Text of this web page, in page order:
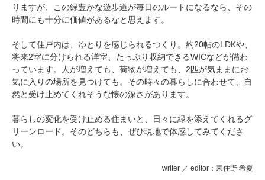
りますが、この緑豊かな遊歩道が毎日のルートになるなら、その
時間にも十分に価値があるなと思えます。
そして住戸内は、ゆとりを感じられるつくり。約20帖のLDKや、
将来2室に分けられる洋室、たっぷり収納できるWICなどが備わ
っています。人が増えても、荷物が増えても、2匹が気ままにお
気に入りの場所を見つけても。その時々の暮らしに合わせて、自
然と受け止めてくれそうな懐の深さがあります。
暮らしの変化を受け止める住まいと、日々に緑を添えてくれるグ
リーンロード。そのどちらも、ぜひ現地で体感してみてくださ
い。
writer ／ editor：耒住野 希夏